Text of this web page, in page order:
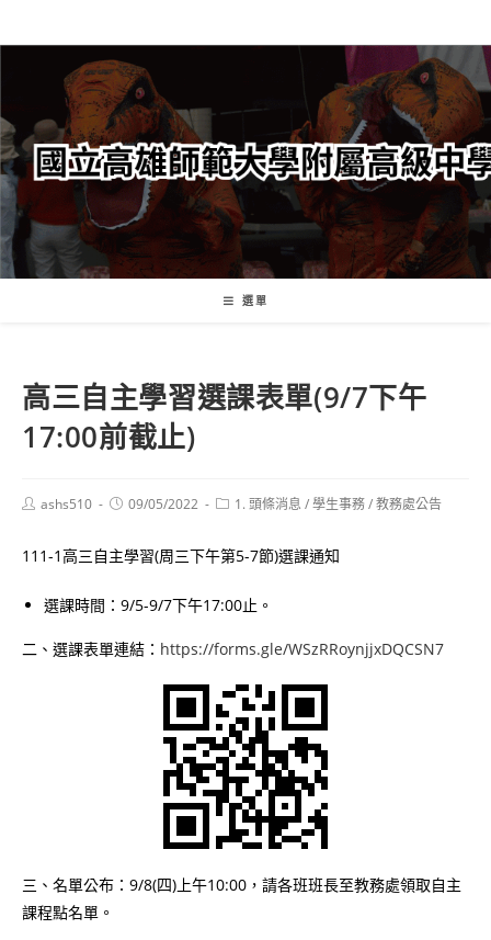
轉
要
內
容
選單
高三自主學習選課表單(9/7下午
17:00前截止)
Postashs510
Post09/05/2022
Post1. 頭條消息 /學生事務/教務處公告
111-1高三自主學習(周三下午第5-7節)選課通知
選課時間：9/5-9/7下午17:00止。
二、選課表單連結： https://forms.gle/WSzRRoynjjxDQCSN7
三、名單公布：9/8(四)上午10:00，請各班班長至教務處領取自主
課程點名單。